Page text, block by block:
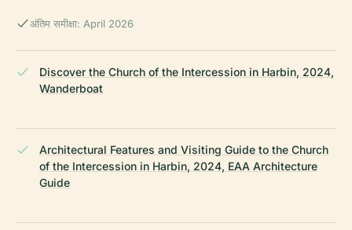
अंतिम समीक्षा: April 2026
Discover the Church of the Intercession in Harbin, 2024,
Wanderboat
Architectural Features and Visiting Guide to the Church
of the Intercession in Harbin, 2024, EAA Architecture
Guide